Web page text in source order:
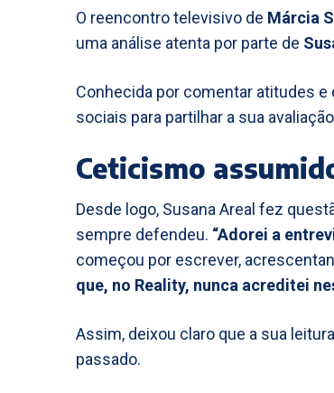
O reencontro televisivo de Márcia
uma análise atenta por parte de
Conhecida por comentar atitudes
sociais para partilhar a sua
Ceticismo
Desde logo, Susana Areal fez
sempre defendeu. “Adorei a
começou por escrever,
que, no Reality, nunca acreditei
Assim, deixou claro que a sua
passado.